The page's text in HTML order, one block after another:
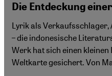
Die Entdeckung
Lyrik als
– die indonesische
Werk hat sich einen
Weltkarte gesichert. Von